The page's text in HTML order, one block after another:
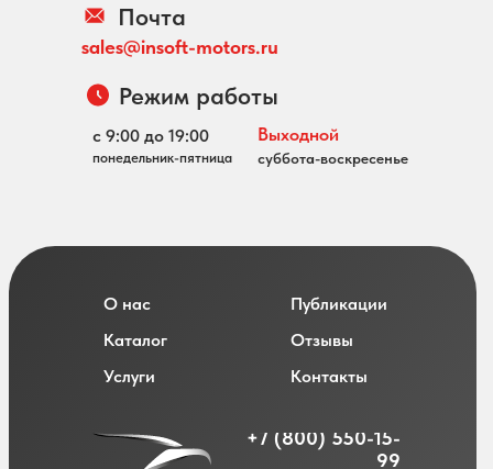
Почта
sales@insoft-motors.ru
Режим работы
с 9:00 до 19:00 Выходной
понедельник-пятница суббота-воскресенье
О нас
Каталог
Услуги
Публикации
Отзывы
Контакты
+7 (800) 550-15-
99